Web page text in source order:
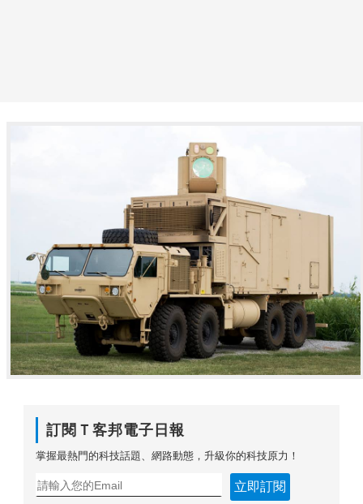
訂閱Ｔ客邦電子日報
掌握最熱門的科技話題、網路動態，升級你的科技原力！
立即訂閱